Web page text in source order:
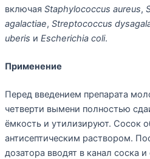
включая Staphylococcus aureus,
agalactiae, Streptococcus
uberis и Escherichia coli.
Применение
Перед введением препарата
четверти вымени полностью
ёмкость и утилизируют. Сосок
антисептическим раствором.
дозатора вводят в канал соска